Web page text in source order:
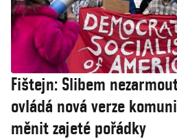
Fištejn: Slibem
ovládá nová verze
měnit zajeté pořádky